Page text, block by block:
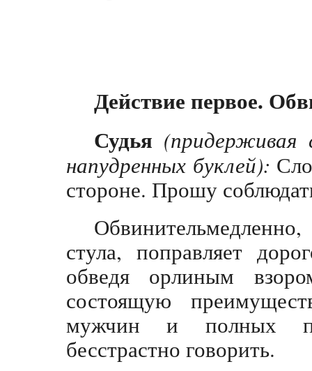
Действие первое.
Судья
напудренных буклей):
стороне. Прошу
стула, поправляет
обведя орлиным
состоящую
мужчин и полных
бесстрастно говорить.